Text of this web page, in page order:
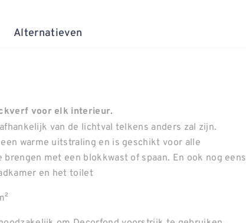
Alternatieven
voor elk interieur.
van de lichtval telkens anders zal zijn.
warme uitstraling en is geschikt voor alle
met een blokkwast of spaan. En ook nog eens
en het toilet